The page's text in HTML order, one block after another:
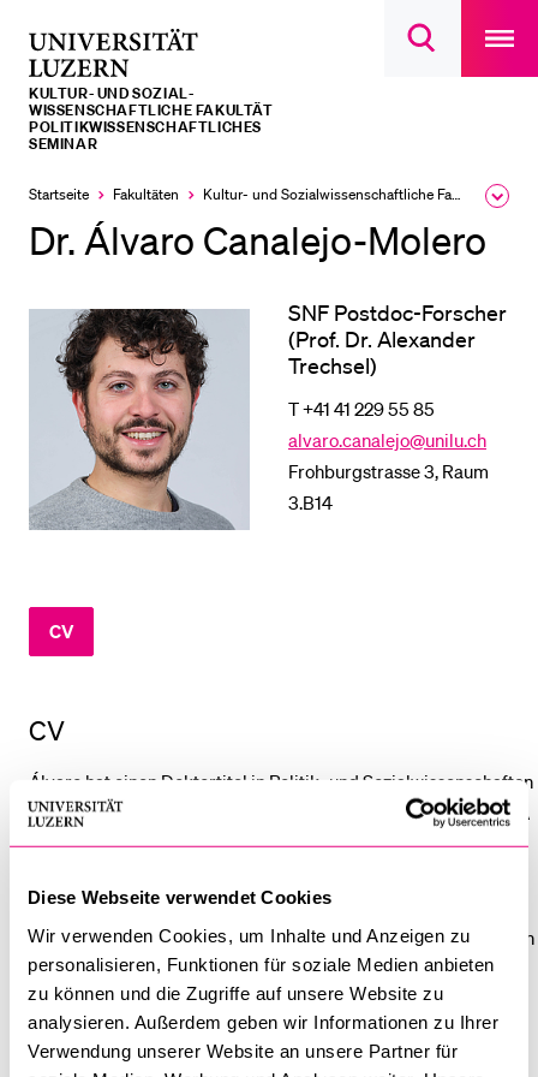
Diese Webseite verwendet Cookies
Wir verwenden Cookies, um Inhalte und Anzeigen zu
personalisieren, Funktionen für soziale Medien anbieten
zu können und die Zugriffe auf unsere Website zu
analysieren. Außerdem geben wir Informationen zu Ihrer
Verwendung unserer Website an unsere Partner für
Suchdialog
main
KULTUR- UND SOZIAL­­­
WISSENSCHAFTLICHE FAKULTÄT
POLITIKWISSENSCHAFTLICHES
SEMINAR
Startseite Fakultäten Kultur- und Sozial­­wissenschaftliche Fakultät
Dr. Álvaro Canalejo-Molero
SNF Postdoc-Forscher
(Prof. Dr. Alexander
Trechsel)
T +41 41 229 55 85
alvaro.canalejo@unilu.ch
Frohburgstrasse 3, Raum
3.B14
CV
CV
Álvaro hat einen Doktortitel in Politik- und Sozialwissenschaften
vom Europäischen Hochschulinstitut. Zuvor erwarb er einen BA
in Jura und einen BA in Politikwissenschaften an der Universität
Sozialwissenschaften am IC3JM der Universität Carlos III in
Madrid. Darüber hinaus war er Gaststipendiat am Europäischen
Institut der London School of Economics and Political Science
und arbeitete im Rahmen seiner Promotion an verschiedenen
vom ERC finanzierten Projekten mit. Seit Dezember 2022 ist er
Postdoktorand an der Universität Luzern, wo er im Projekt
LETZTE SUCHEN
Sie haben noch keine Suche getätigt.
Schulklassen und Lehrpersonen
Studien­interessierte
Forschende
Mitarbeitende
Alumni
Stellensuchende
Förderer
Medien
BELIEBTE INHALTE
Vorlesungsverzeichnis
Menuplan Mensa
Anmeldung und Zulassung